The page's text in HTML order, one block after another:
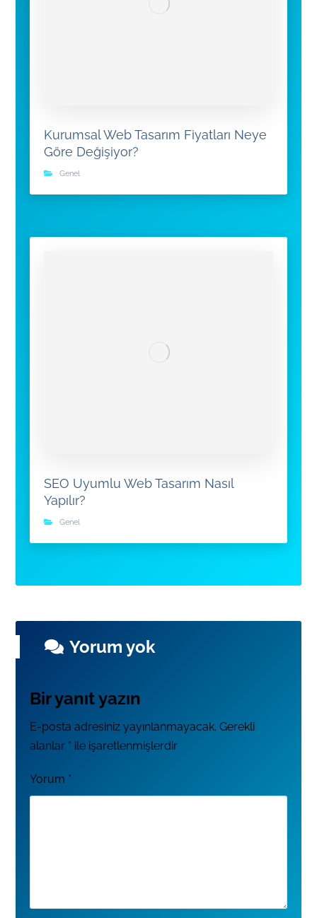
Kurumsal Web Tasarım Fiyatları Neye
Göre Değişiyor?
Genel
SEO Uyumlu Web Tasarım Nasıl
Yapılır?
Genel
Yorum yok
Bir yanıt yazın
E-posta adresiniz yayınlanmayacak. Gerekli
alanlar * ile işaretlenmişlerdir
Yorum *